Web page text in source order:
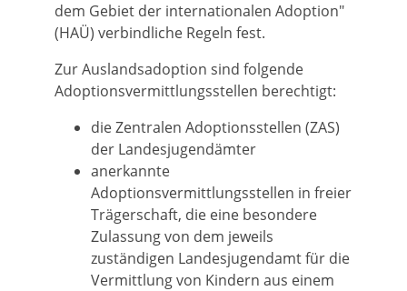
dem Gebiet der internationalen Adoption"
(HAÜ) verbindliche Regeln fest.
Zur Auslandsadoption sind folgende
Adoptionsvermittlungsstellen berechtigt:
die Zentralen Adoptionsstellen (ZAS)
der Landesjugendämter
anerkannte
Adoptionsvermittlungsstellen in freier
Trägerschaft, die eine besondere
Zulassung von dem jeweils
zuständigen Landesjugendamt für die
Vermittlung von Kindern aus einem